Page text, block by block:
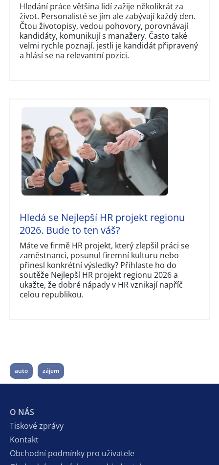
Hledání práce většina lidí zažije několikrát za
život. Personalisté se jím ale zabývají každý den.
Čtou životopisy, vedou pohovory, porovnávají
kandidáty, komunikují s manažery. Často také
velmi rychle poznají, jestli je kandidát připravený
a hlásí se na relevantní pozici.
Hledá se Nejlepší HR projekt regionu
2026. Bude to ten váš?
Máte ve firmě HR projekt, který zlepšil práci se
zaměstnanci, posunul firemní kulturu nebo
přinesl konkrétní výsledky? Přihlaste ho do
soutěže Nejlepší HR projekt regionu 2026 a
ukažte, že dobré nápady v HR vznikají napříč
celou republikou.
auto zájem
O NÁS
Tiskové zprávy
Kontakt
Obchodní podmínky pro uživatele